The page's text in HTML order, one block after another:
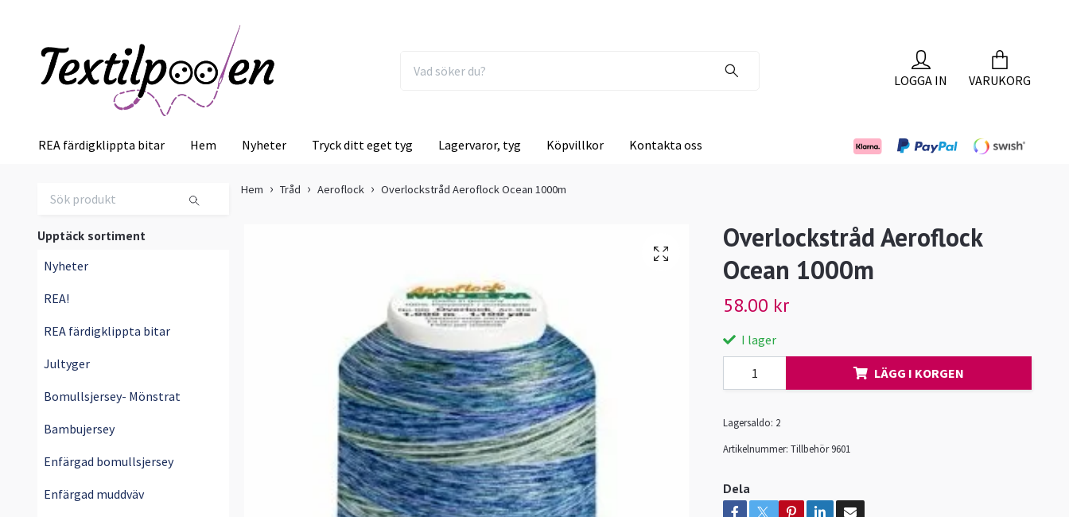
LOGGA IN VARUKORG
REA färdigklippta bitar Hem Nyheter Tryck ditt eget tyg Lagervaror, tyg Köpvillkor Kontakta oss
Upptäck sortiment
Nyheter
REA!
REA färdigklippta bitar
Jultyger
Bomullsjersey- Mönstrat
Bambujersey
Enfärgad bomullsjersey
Enfärgad muddväv
Hem Tråd Aeroflock Overlockstråd Aeroflock Ocean 1000m
Overlockstråd Aeroflock
Ocean 1000m
58.00 kr
I lager
LÄGG I KORGEN
Lagersaldo: 2
Artikelnummer: Tillbehör 9601
Dela